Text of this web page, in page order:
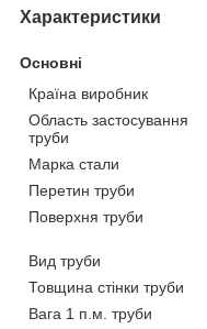
Характеристики
Основні
Країна виробник
Область застосування
труби
Марка стали
Перетин труби
Поверхня труби
Вид труби
Товщина стінки труби
Вага 1 п.м. труби